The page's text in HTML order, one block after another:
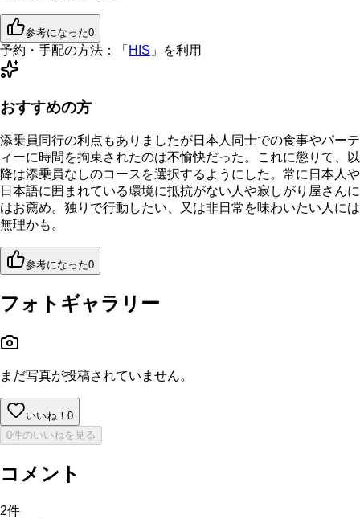
参考になった0
予約・手配の方法： 「 HIS 」を利用
おすすめの方
添乗員同行の利点もありましたが日本人同士での食事やパーテ
ィーに時間を拘束されたのは不愉快だった。これに懲りて、以
降は添乗員なしのコースを選択するようにした。常に日本人や
日本語に囲まれている環境に抵抗がない人や寂しがり屋さんに
はお薦め。独りで行動したい、又は非日常を味わいたい人には
無理かも。
参考になった0
フォトギャラリー
まだ写真が投稿されていません。
いいね！ 0
0件のいいねを見る
コメント
2件